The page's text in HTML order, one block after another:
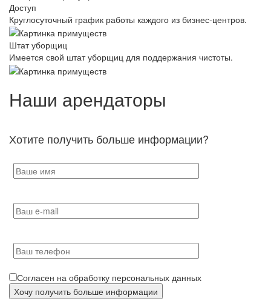
Доступ
Круглосуточный график работы каждого из бизнес-центров.
Штат уборщиц
Имеется свой штат уборщиц для поддержания чистоты.
Наши арендаторы
Хотите получить больше информации?
Согласен на обработку персональных данных